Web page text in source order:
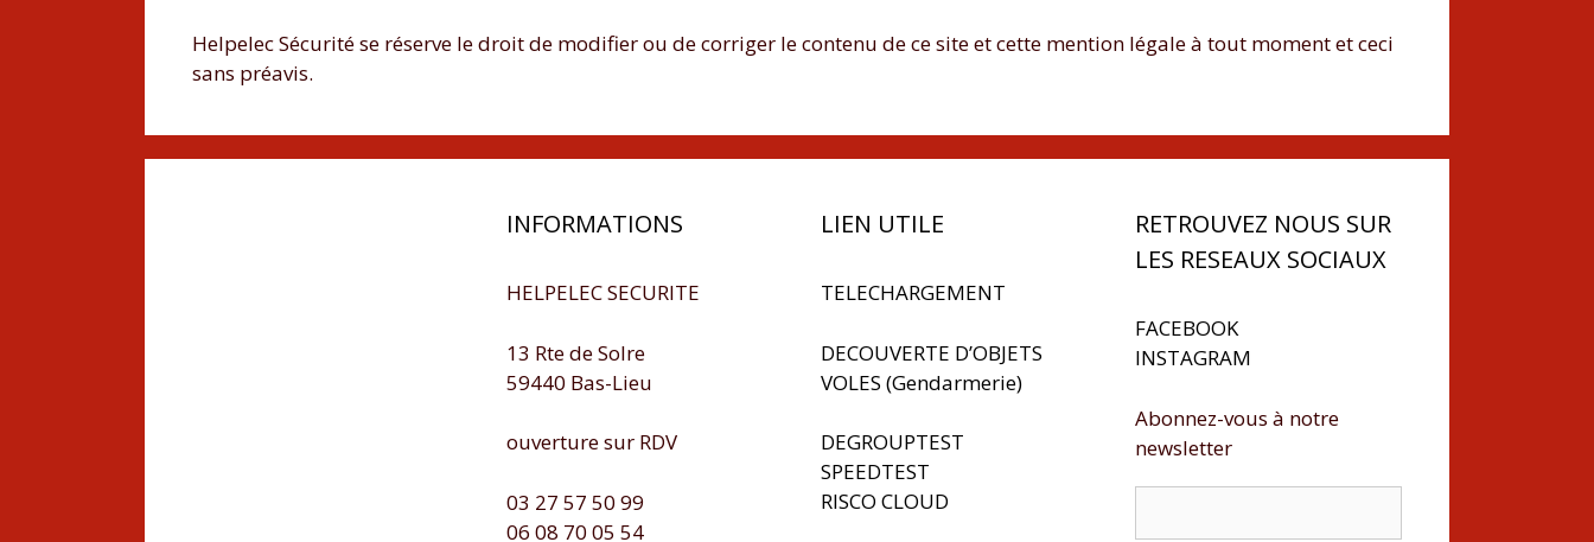
Helpelec Sécurité se réserve le droit de modifier ou de corriger le contenu de ce site et cette mention légale à tout moment et ceci
sans préavis.
INFORMATIONS
HELPELEC SECURITE
13 Rte de Solre
59440 Bas-Lieu
ouverture sur RDV
03 27 57 50 99
06 08 70 05 54
LIEN UTILE
TELECHARGEMENT
DECOUVERTE D’OBJETS
VOLES (Gendarmerie)
DEGROUPTEST
SPEEDTEST
RISCO CLOUD
RETROUVEZ NOUS SUR
LES RESEAUX SOCIAUX
FACEBOOK
INSTAGRAM
Abonnez-vous à notre
newsletter